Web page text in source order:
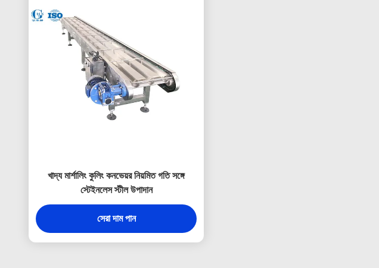
খাদ্য মার্শালিং কুলিং কনভেয়র নিয়মিত গতি সঙ্গে
স্টেইনলেস স্টীল উপাদান
সেরা দাম পান